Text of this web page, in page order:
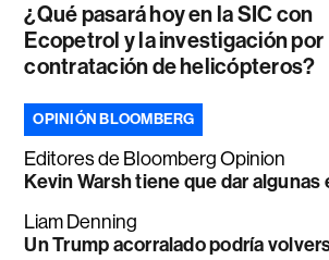
¿Qué pasará hoy en la SIC con
Ecopetrol y la investigación por
contratación de helicópteros?
OPINIÓN BLOOMBERG
Editores de Bloomberg Opinion
Kevin Warsh tiene que dar
Liam Denning
Un Trump acorralado podría